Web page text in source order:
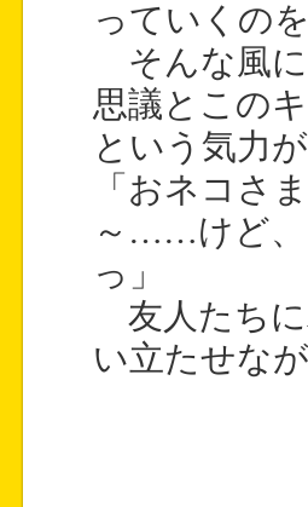
っていくの
そんな風に
思議とこの
という気力
「おネコさ
～……けど、
っ」
友人たちに
い立たせな